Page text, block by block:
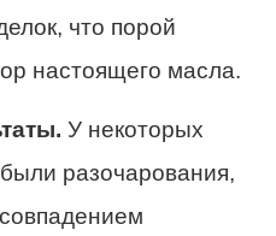
что порой
настоящего масла.
У некоторых
разочарования,